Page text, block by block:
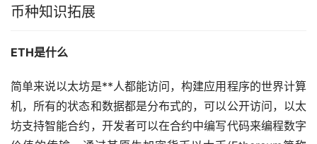
币种知识拓展
ETH是什么
简单来说以太坊是**人都能访问，构建应用程序的世界计算
机，所有的状态和数据都是分布式的，可以公开访问，以太
坊支持智能合约，开发者可以在合约中编写代码来编程数字